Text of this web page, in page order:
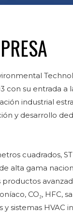
con su entrada a
industrial
y desarrollo
cuadrados,
alta gama
CO₂,
sistemas HVAC